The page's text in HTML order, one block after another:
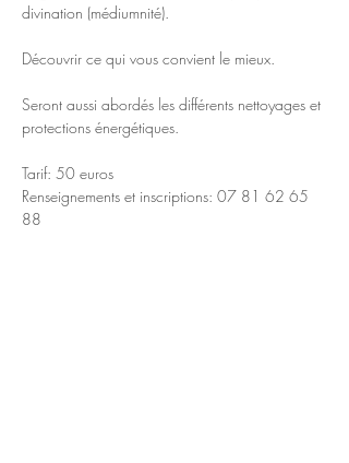
divination (médiumnité).
Découvrir ce qui vous convient le mieux.
Seront aussi abordés les différents nettoyages et
protections énergétiques.
Tarif: 50 euros
Renseignements et inscriptions: 07 81 62 65
88